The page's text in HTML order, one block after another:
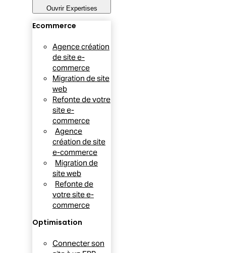
Ouvrir Expertises
Ecommerce
Agence création
de site e-
commerce
Migration de site
web
Refonte de votre
site e-
commerce
Agence
création de site
e-commerce
Migration de
site web
Refonte de
votre site e-
commerce
Optimisation
Connecter son